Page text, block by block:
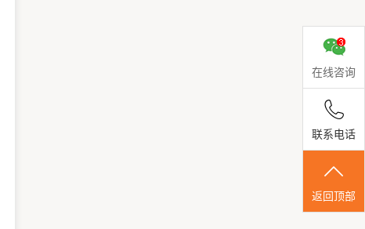
在线咨询
联系电话
返回顶部